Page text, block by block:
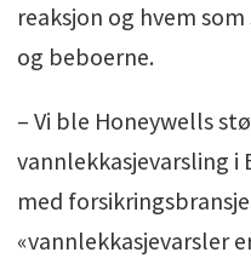
reaksjon og hvem
og beboerne.
– Vi ble Honeywells
vannlekkasjevarsling i
med
«vannlekkasjevarsler